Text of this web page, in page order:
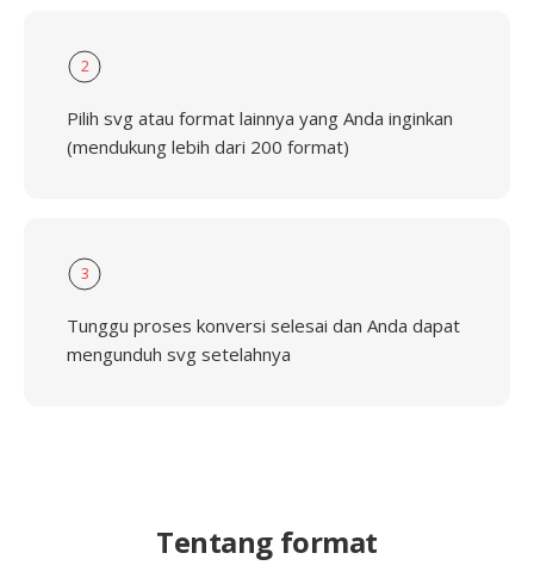
2
Pilih svg atau format lainnya yang Anda inginkan
(mendukung lebih dari 200 format)
3
Tunggu proses konversi selesai dan Anda dapat
mengunduh svg setelahnya
Tentang format